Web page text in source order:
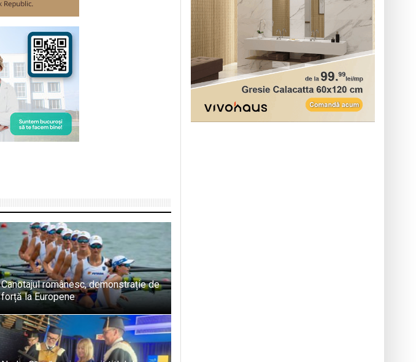
Canotajul românesc, demonstrație de
forță la Europene